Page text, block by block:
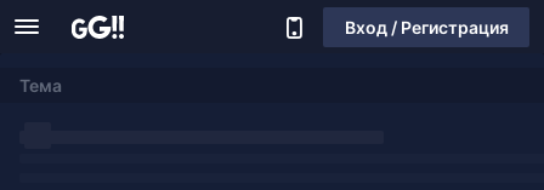
Вход / Регистрация
Тема